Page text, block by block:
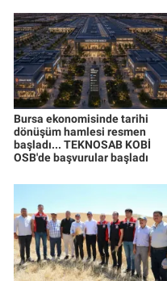
Bursa ekonomisinde tarihi
dönüşüm hamlesi resmen
başladı... TEKNOSAB KOBİ
OSB'de başvurular başladı